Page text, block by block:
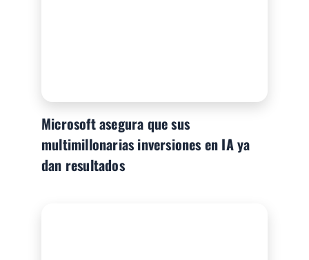
Microsoft asegura que sus
multimillonarias inversiones en IA ya
dan resultados